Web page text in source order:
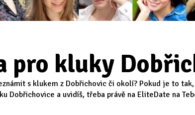
pro kluky
s klukem z Dobřichovic či okolí? Pokud je to
Dobřichovice a uvidíš, třeba právě na EliteDate na